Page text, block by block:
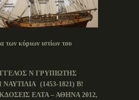
των κύριων ιστίων του
Ν ΓΡΥΠΙΩΤΗΣ
(1453-1821) Β!
ΕΛΤΑ – ΑΘΗΝΑ 2012,